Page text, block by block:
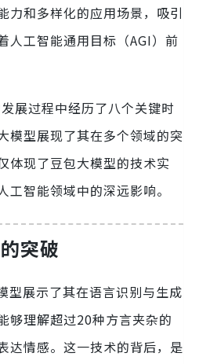
力和多样化的应用场景，吸引
人工智能通用目标（AGI）前
展过程中经历了八个关键时
模型展现了其在多个领域的突
体现了豆包大模型的技术实
智能领域中的深远影响。
突破
型展示了其在语言识别与生成
够理解超过20种方言夹杂的
达情感。这一技术的背后，是